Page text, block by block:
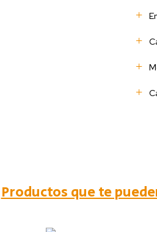
Productos que te